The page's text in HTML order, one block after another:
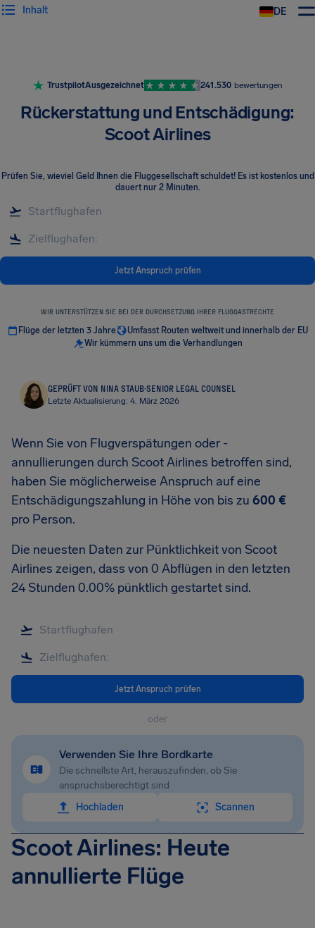
DE
Inhalt
TrustpilotAusgezeichnet 241.530 bewertungen
Rückerstattung und Entschädigung:
Scoot Airlines
Prüfen Sie, wieviel Geld Ihnen die Fluggesellschaft schuldet! Es ist kostenlos und
dauert nur 2 Minuten.
Jetzt Anspruch prüfen
WIR UNTERSTÜTZEN SIE BEI DER DURCHSETZUNG IHRER FLUGGASTRECHTE
Flüge der letzten 3 Jahre
Umfasst Routen weltweit und innerhalb der EU
Wir kümmern uns um die Verhandlungen
GEPRÜFT VON NINA STAUB·SENIOR LEGAL COUNSEL
Letzte Aktualisierung: 4. März 2026
Wenn Sie von Flugverspätungen oder -
annullierungen durch Scoot Airlines betroffen sind,
haben Sie möglicherweise Anspruch auf eine
Entschädigungszahlung in Höhe von bis zu 600 €
pro Person.
Die neuesten Daten zur Pünktlichkeit von Scoot
Airlines zeigen, dass von 0 Abflügen in den letzten
24 Stunden 0.00% pünktlich gestartet sind.
Jetzt Anspruch prüfen
oder
Verwenden Sie Ihre Bordkarte
Die schnellste Art, herauszufinden, ob Sie
anspruchsberechtigt sind
Hochladen
Scannen
Scoot Airlines: Heute
annullierte Flüge